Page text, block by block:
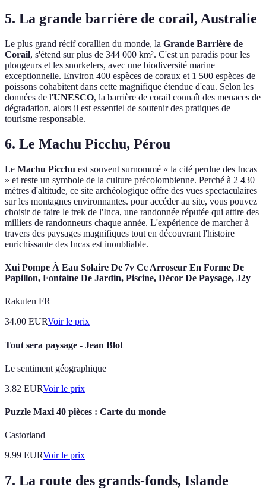
5. La grande barrière de corail, Australie
Le plus grand récif corallien du monde, la Grande Barrière de
Corail, s'étend sur plus de 344 000 km². C'est un paradis pour les
plongeurs et les snorkelers, avec une biodiversité marine
exceptionnelle. Environ 400 espèces de coraux et 1 500 espèces de
poissons cohabitent dans cette magnifique étendue d'eau. Selon les
données de l'UNESCO, la barrière de corail connaît des menaces de
dégradation, alors il est essentiel de soutenir des pratiques de
tourisme responsable.
6. Le Machu Picchu, Pérou
Le Machu Picchu est souvent surnommé « la cité perdue des Incas
» et reste un symbole de la culture précolombienne. Perché à 2 430
mètres d'altitude, ce site archéologique offre des vues spectaculaires
sur les montagnes environnantes. pour accéder au site, vous pouvez
choisir de faire le trek de l'Inca, une randonnée réputée qui attire des
milliers de randonneurs chaque année. L'expérience de marcher à
travers des paysages magnifiques tout en découvrant l'histoire
enrichissante des Incas est inoubliable.
Xui Pompe À Eau Solaire De 7v Cc Arroseur En Forme De
Papillon, Fontaine De Jardin, Piscine, Décor De Paysage, J2y
Rakuten FR
34.00 EURVoir le prix
Tout sera paysage - Jean Blot
Le sentiment géographique
3.82 EURVoir le prix
Puzzle Maxi 40 pièces : Carte du monde
Castorland
9.99 EURVoir le prix
7. La route des grands-fonds, Islande